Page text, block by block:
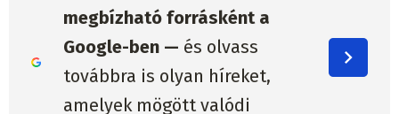
megbízható forrásként a
Google-ben — és olvass
továbbra is olyan híreket,
amelyek mögött valódi